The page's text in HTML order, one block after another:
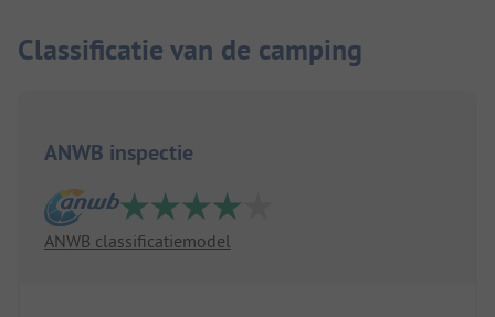
Classificatie van de camping
ANWB inspectie
ANWB classificatiemodel